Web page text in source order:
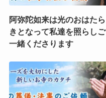
阿弥陀如来は光のおはたら
きとなって私達を照らしご
一緒くださります